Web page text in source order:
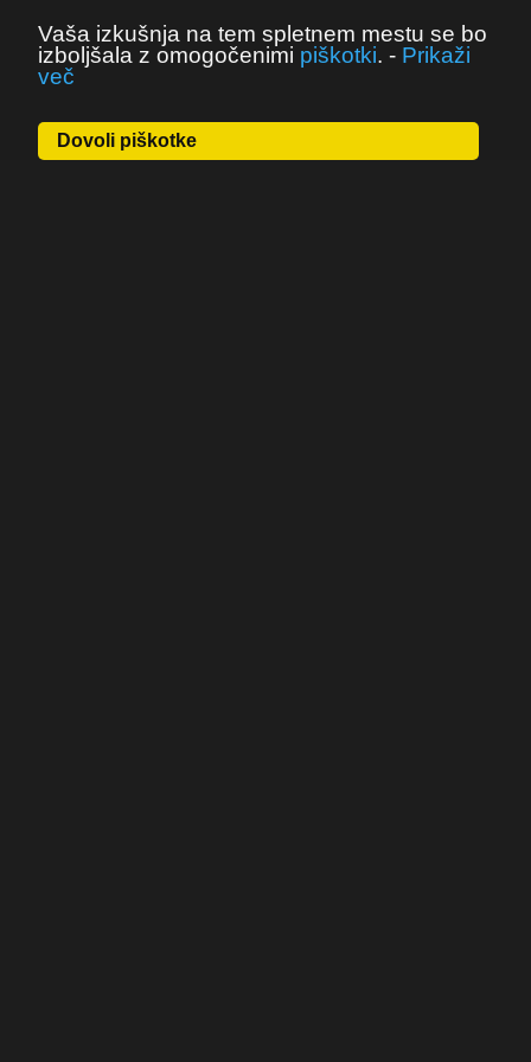
Vaša izkušnja na tem spletnem mestu se bo
izboljšala z omogočenimi piškotki. - Prikaži
več
Dovoli piškotke